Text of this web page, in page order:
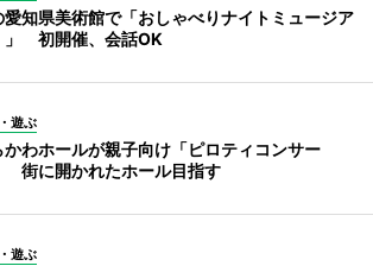
愛知県美術館で「おしゃべりナイトミュージア
」 初開催、会話OK
遊ぶ
かわホールが親子向け「ピロティコンサー
街に開かれたホール目指す
遊ぶ